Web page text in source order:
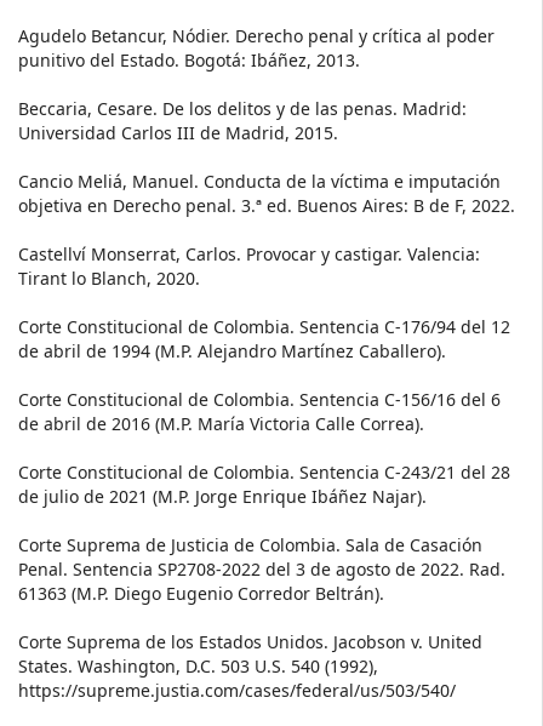
Agudelo Betancur, Nódier. Derecho penal y crítica al poder
punitivo del Estado. Bogotá: Ibáñez, 2013.
Beccaria, Cesare. De los delitos y de las penas. Madrid:
Universidad Carlos III de Madrid, 2015.
Cancio Meliá, Manuel. Conducta de la víctima e imputación
objetiva en Derecho penal. 3.ª ed. Buenos Aires: B de F, 2022.
Castellví Monserrat, Carlos. Provocar y castigar. Valencia:
Tirant lo Blanch, 2020.
Corte Constitucional de Colombia. Sentencia C-176/94 del 12
de abril de 1994 (M.P. Alejandro Martínez Caballero).
Corte Constitucional de Colombia. Sentencia C-156/16 del 6
de abril de 2016 (M.P. María Victoria Calle Correa).
Corte Constitucional de Colombia. Sentencia C-243/21 del 28
de julio de 2021 (M.P. Jorge Enrique Ibáñez Najar).
Corte Suprema de Justicia de Colombia. Sala de Casación
Penal. Sentencia SP2708-2022 del 3 de agosto de 2022. Rad.
61363 (M.P. Diego Eugenio Corredor Beltrán).
Corte Suprema de los Estados Unidos. Jacobson v. United
States. Washington, D.C. 503 U.S. 540 (1992),
https://supreme.justia.com/cases/federal/us/503/540/